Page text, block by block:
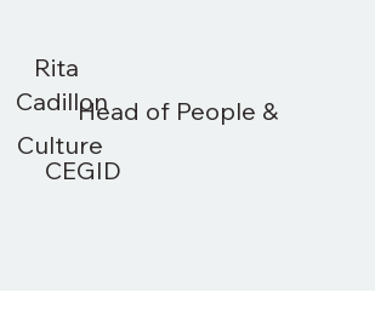
Rita
Cadillon
Head of People &
Culture
CEGID